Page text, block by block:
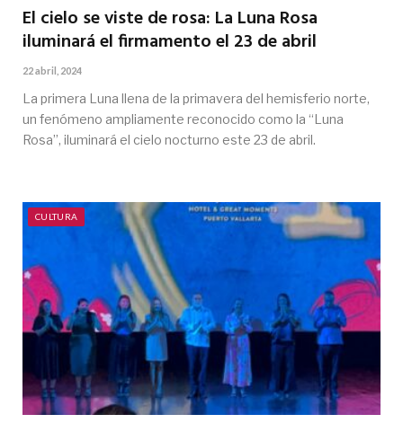
El cielo se viste de rosa: La Luna Rosa
iluminará el firmamento el 23 de abril
22 abril, 2024
La primera Luna llena de la primavera del hemisferio norte,
un fenómeno ampliamente reconocido como la “Luna
Rosa”, iluminará el cielo nocturno este 23 de abril.
CULTURA